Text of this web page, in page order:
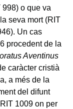
998) o que va
seva mort (RIT
Un cas
procedent de la
Aventinus
caràcter cristià
a més de la
del difunt
1009 on per